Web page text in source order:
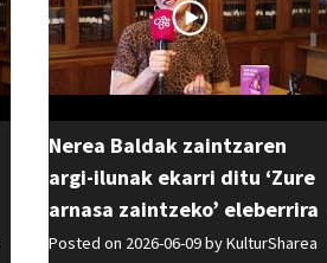
Nerea Baldak zaintzaren
argi-ilunak ekarri ditu ‘Zure
arnasa zaintzeko’ eleberrira
Posted on 2026-06-09 byKulturSharea